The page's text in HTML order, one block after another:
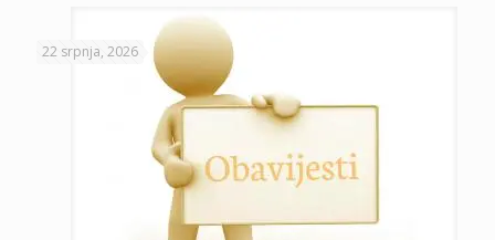
22 srpnja, 2026